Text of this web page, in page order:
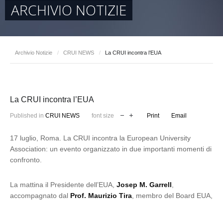
ARCHIVIO NOTIZIE
Archivio Notizie / CRUI NEWS / La CRUI incontra l’EUA
La CRUI incontra l’EUA
Published in CRUI NEWS font size Print Email
17 luglio, Roma. La CRUI incontra la European University
Association: un evento organizzato in due importanti momenti di
confronto.
La mattina il Presidente dell’EUA, Josep M. Garrell
accompagnato dal Prof. Maurizio Tira , membro del Board EUA,